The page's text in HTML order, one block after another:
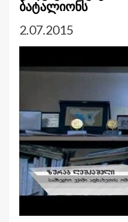
ბატალიონს
2.07.2015